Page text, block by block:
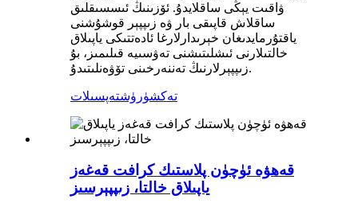
ۋاقىت يېڭى ساقلايدۇ. ئۆزىنىڭ ئىسسىقلىق
ساقلاش قاپىقى بار ۋە زىپپېر قوشۇشنى
ياقتۇرمايدىغان خېرىدارلارغا ئادەتتىكى ياپىلاق
خالتىلارنى ئىشلىتىشنى تەۋسىيە قىلىمىز، بۇ
زىپپېرلارنىڭ تەننەرخىنى تۆۋەنلىتىدۇ.
تەكشۈرۈشتەپسىلات
قەھۋە ئۈچۈن پلاستىك كرافت قەغەز
ياپىلاق خالتا، زىپپېرسىز